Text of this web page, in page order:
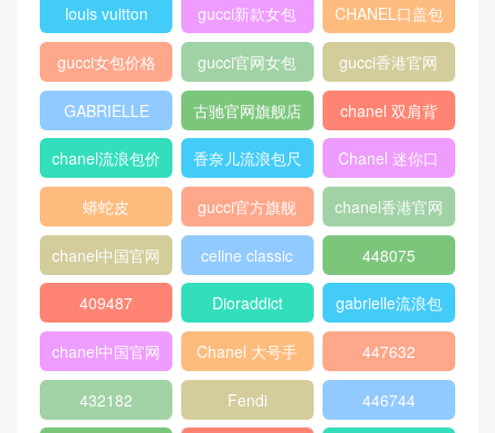
louis vuitton gucci新款女包 CHANEL口盖包
gucci女包价格 gucci官网女包 gucci香港官网
GABRIELLE 古驰官网旗舰店
chanel 双肩背
包
chanel流浪包价
格
香奈儿流浪包尺
寸
Chanel 迷你口
盖包
蟒蛇皮
gucci官方旗舰
店
chanel香港官网
chanel中国官网
celine classic
box
448075
409487 Dioraddict gabrielle流浪包
chanel中国官网
包
Chanel 大号手
提包
447632
432182 Fendi 446744